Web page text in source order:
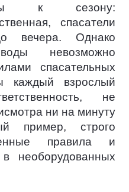
к сезону:
спасатели
вечера. Однако
невозможно
спасательных
каждый взрослый
не
ни на минуту
пример, строго
правила и
необорудованных